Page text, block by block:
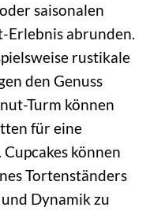
saisonalen
Erlebnis abrunden.
rustikale
den Genuss
Turm können
für eine
können
Tortenständers
Dynamik zu